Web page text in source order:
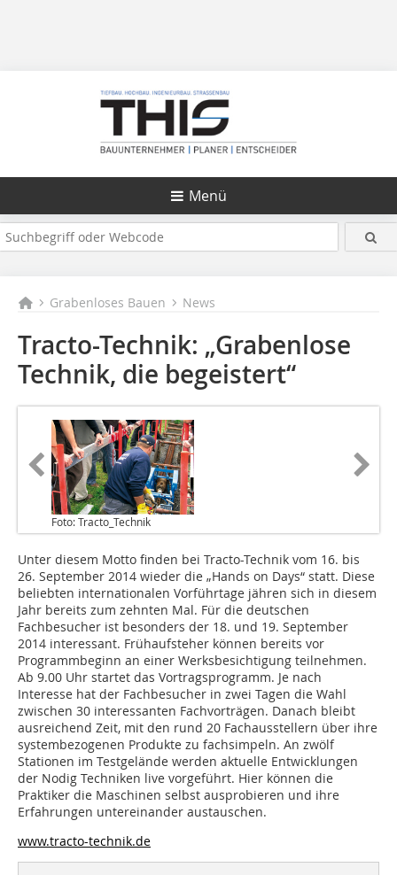
Menü
Grabenloses Bauen News
Tracto-Technik: „Grabenlose
Technik, die begeistert“
Foto: Tracto_Technik
Unter diesem Motto finden bei Tracto-Technik vom 16. bis
26. September 2014 wieder die „Hands on Days“ statt. Diese
beliebten internationalen Vorführtage jähren sich in diesem
Jahr bereits zum zehnten Mal. Für die deutschen
Fachbesucher ist besonders der 18. und 19. September
2014 interessant. Frühaufsteher können bereits vor
Programmbeginn an einer Werksbesichtigung teilnehmen.
Ab 9.00 Uhr startet das Vortragsprogramm. Je nach
Interesse hat der Fachbesucher in zwei Tagen die Wahl
zwischen 30 interessanten Fachvorträgen. Danach bleibt
ausreichend Zeit, mit den rund 20 Fachausstellern über ihre
systembezogenen Produkte zu fachsimpeln. An zwölf
Stationen im Testgelände werden aktuelle Entwicklungen
der Nodig Techniken live vorgeführt. Hier können die
Praktiker die Maschinen selbst ausprobieren und ihre
Erfahrungen untereinander austauschen.
www.tracto-technik.de